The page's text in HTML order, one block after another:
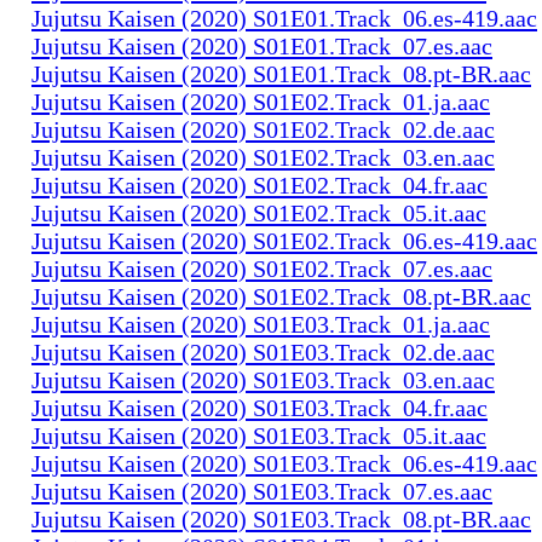
Jujutsu Kaisen (2020) S01E01.Track_06.es-419.aac
Jujutsu Kaisen (2020) S01E01.Track_07.es.aac
Jujutsu Kaisen (2020) S01E01.Track_08.pt-BR.aac
Jujutsu Kaisen (2020) S01E02.Track_01.ja.aac
Jujutsu Kaisen (2020) S01E02.Track_02.de.aac
Jujutsu Kaisen (2020) S01E02.Track_03.en.aac
Jujutsu Kaisen (2020) S01E02.Track_04.fr.aac
Jujutsu Kaisen (2020) S01E02.Track_05.it.aac
Jujutsu Kaisen (2020) S01E02.Track_06.es-419.aac
Jujutsu Kaisen (2020) S01E02.Track_07.es.aac
Jujutsu Kaisen (2020) S01E02.Track_08.pt-BR.aac
Jujutsu Kaisen (2020) S01E03.Track_01.ja.aac
Jujutsu Kaisen (2020) S01E03.Track_02.de.aac
Jujutsu Kaisen (2020) S01E03.Track_03.en.aac
Jujutsu Kaisen (2020) S01E03.Track_04.fr.aac
Jujutsu Kaisen (2020) S01E03.Track_05.it.aac
Jujutsu Kaisen (2020) S01E03.Track_06.es-419.aac
Jujutsu Kaisen (2020) S01E03.Track_07.es.aac
Jujutsu Kaisen (2020) S01E03.Track_08.pt-BR.aac